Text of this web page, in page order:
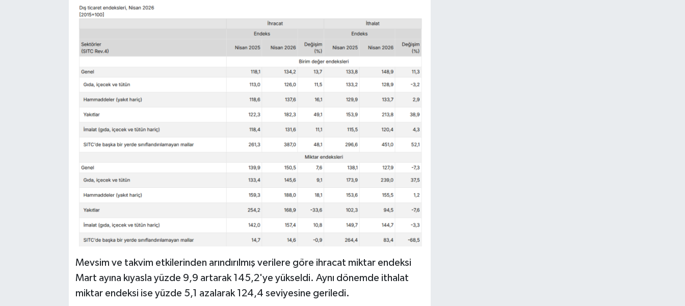
Mevsim ve takvim etkilerinden arındırılmış verilere göre ihracat miktar endeksi
Mart ayına kıyasla yüzde 9,9 artarak 145,2'ye yükseldi. Aynı dönemde ithalat
miktar endeksi ise yüzde 5,1 azalarak 124,4 seviyesine geriledi.